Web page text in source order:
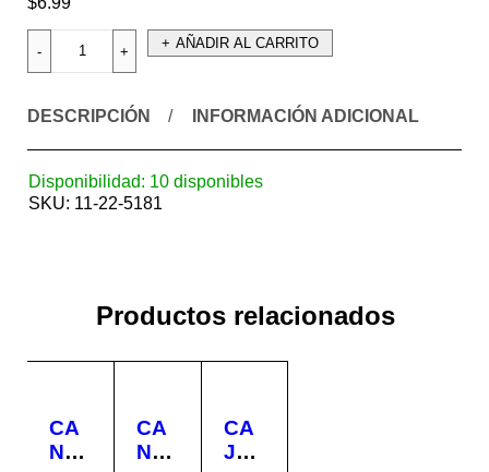
AÑADIR AL CARRITO
DESCRIPCIÓN INFORMACIÓN ADICIONAL
Disponibilidad: 10 disponibles
SKU: 11-22-5181
Productos relacionados
CA
NA
CA
NA
CA
JA